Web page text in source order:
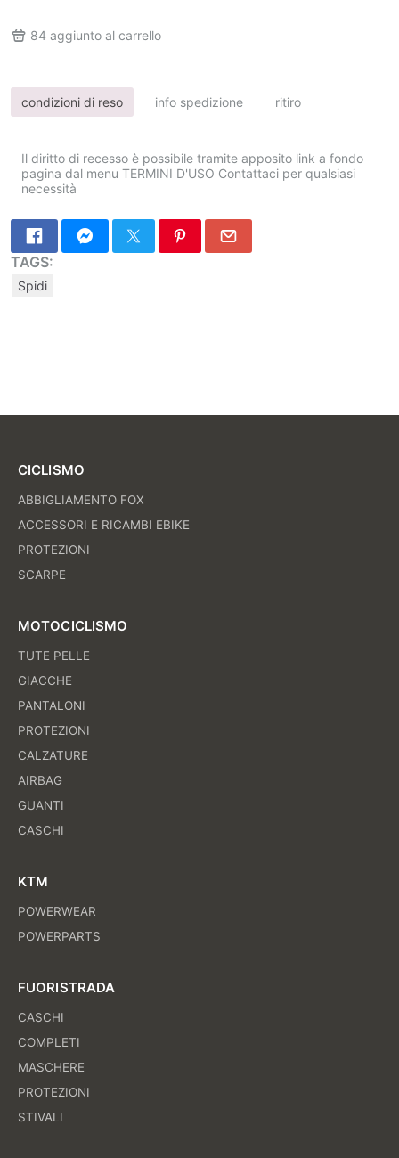
84 aggiunto al carrello
condizioni di reso info spedizione ritiro
Il diritto di recesso è possibile tramite apposito link a fondo
pagina dal menu TERMINI D'USO Contattaci per qualsiasi
necessità
TAGS:
Spidi
CICLISMO
ABBIGLIAMENTO FOX
ACCESSORI E RICAMBI EBIKE
PROTEZIONI
SCARPE
MOTOCICLISMO
TUTE PELLE
GIACCHE
PANTALONI
PROTEZIONI
CALZATURE
AIRBAG
GUANTI
CASCHI
KTM
POWERWEAR
POWERPARTS
FUORISTRADA
CASCHI
COMPLETI
MASCHERE
PROTEZIONI
STIVALI